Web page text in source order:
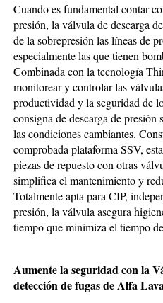
Cuando es fundamental contar
presión, la válvula de descarga
de la sobrepresión las líneas de
especialmente las que tienen
Combinada con la tecnología
monitorear y controlar las
productividad y la seguridad de
consigna de descarga de presión
las condiciones cambiantes.
comprobada plataforma SSV,
piezas de repuesto con otras
simplifica el mantenimiento y
Totalmente apta para CIP,
presión, la válvula asegura
tiempo que minimiza el tiempo
Aumente la seguridad con la
detección de fugas de Alfa